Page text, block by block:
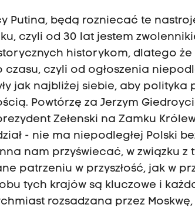
Putina, będą rozniecać te
czyli od 30 lat jestem
historykom, dlatego że
czyli od ogłoszenia
jak najbliżej siebie, aby polityka
Powtórzę za Jerzym
Zełenski na Zamku
- nie ma niepodległej Polski
nam przyświecać, w związku z
patrzeniu w przyszłość, jak w
tych krajów są kluczowe i
rozsadzana przez